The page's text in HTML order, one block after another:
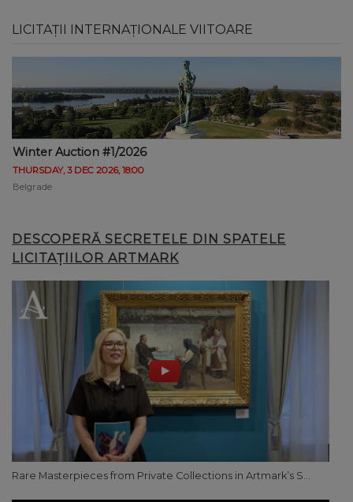
LICITAȚII INTERNAȚIONALE VIITOARE
Winter Auction #1/2026
THURSDAY, 3 DEC 2026, 18:00
Belgrade
DESCOPERĂ SECRETELE DIN SPATELE
LICITAȚIILOR ARTMARK
Rare Masterpieces from Private Collections in Artmark’s S...